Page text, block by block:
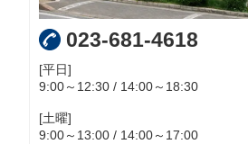
023-681-4618
[平日]
9:00～12:30 / 14:00～18:30
[土曜]
9:00～13:00 / 14:00～17:00